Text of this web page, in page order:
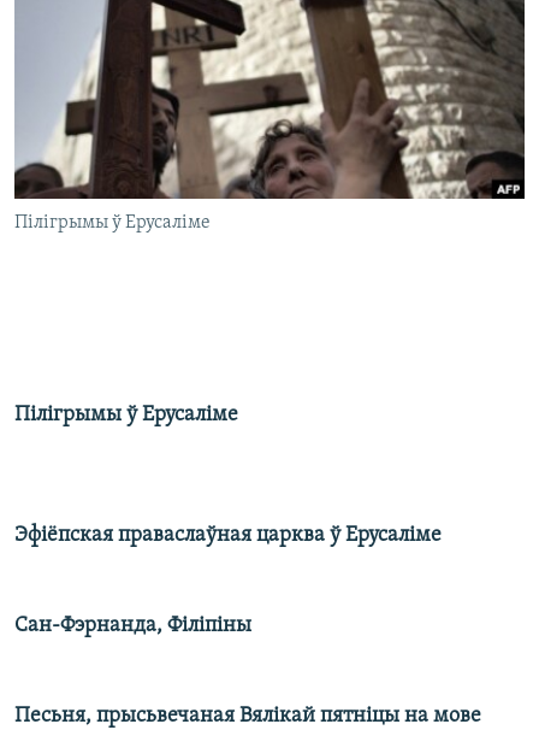
КУЛЬТУРА
КАЛЯНДАР
НА ХВАЛЯХ СВАБОДЫ
Пілігрымы ў Ерусаліме
Пілігрымы ў Ерусаліме
Эфіёпская праваслаўная царква ў Ерусаліме
Сан-Фэрнанда, Філіпіны
Песьня, прысьвечаная Вялікай пятніцы на мове